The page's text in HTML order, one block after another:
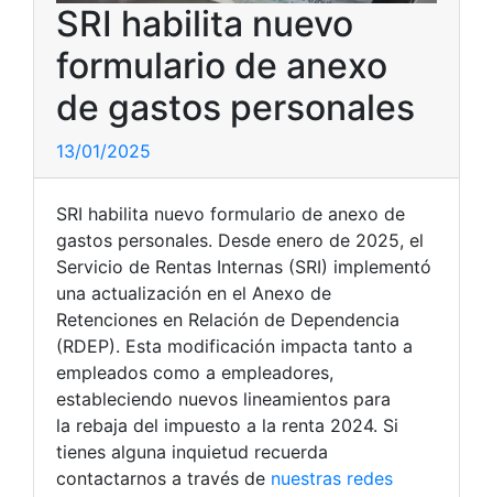
SRI habilita nuevo
formulario de anexo
de gastos personales
13/01/2025
SRI habilita nuevo formulario de anexo de
gastos personales. Desde enero de 2025, el
Servicio de Rentas Internas (SRI) implementó
una actualización en el Anexo de
Retenciones en Relación de Dependencia
(RDEP). Esta modificación impacta tanto a
empleados como a empleadores,
estableciendo nuevos lineamientos para
la rebaja del impuesto a la renta 2024. Si
tienes alguna inquietud recuerda
contactarnos a través de nuestras redes